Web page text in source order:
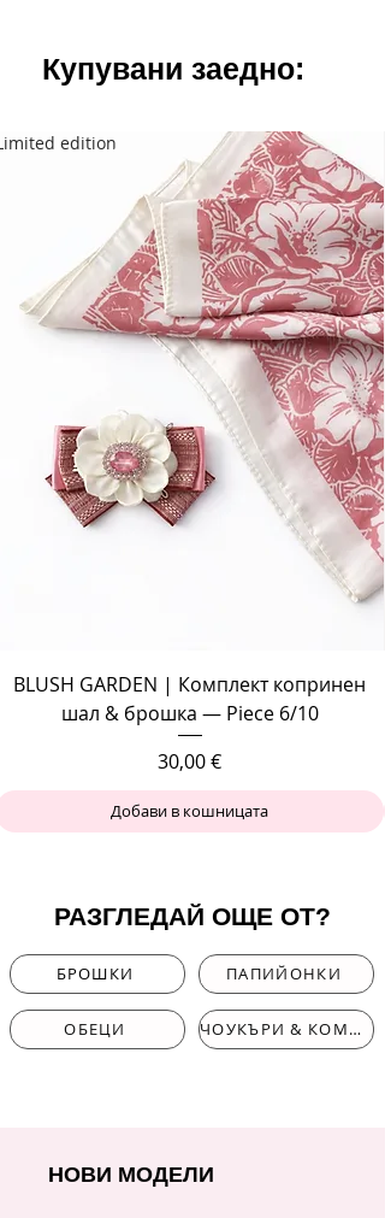
Купувани заедно:
edition
BLUSH GARDEN | Комплект копринен
шал & брошка — Piece 6/10
Цена
30,00 €
Добави в кошницата
РАЗГЛЕДАЙ ОЩЕ ОТ?
БРОШКИ ПАПИЙОНКИ
ОБЕЦИ ЧОУКЪРИ & КОМПЛЕКТИ
НОВИ МОДЕЛИ